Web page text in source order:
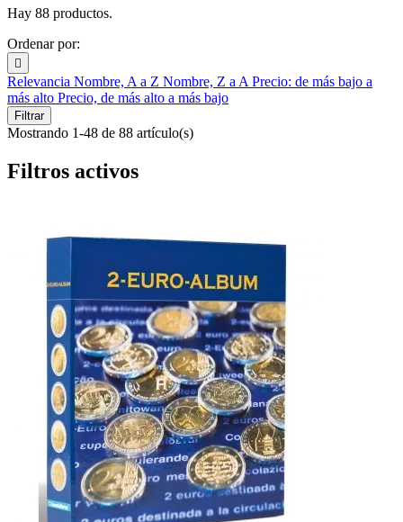
Hay 88 productos.
Ordenar por:

Relevancia Nombre, A a Z Nombre, Z a A Precio: de más bajo a
más alto Precio, de más alto a más bajo
Filtrar
Mostrando 1-48 de 88 artículo(s)
Filtros activos